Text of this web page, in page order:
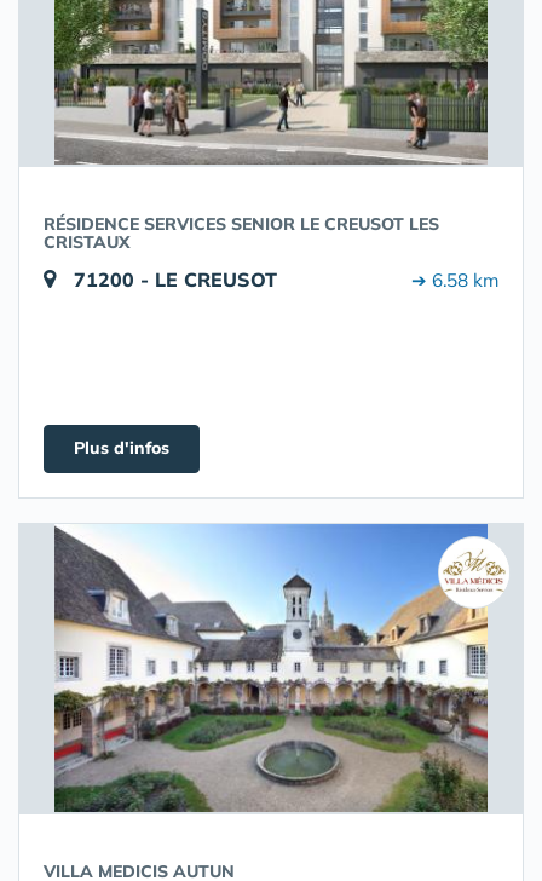
RÉSIDENCE SERVICES SENIOR LE CREUSOT LES
CRISTAUX
71200 - LE CREUSOT ➔ 6.58 km
Plus d'infos
VILLA MEDICIS AUTUN